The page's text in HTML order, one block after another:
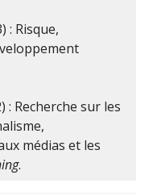
: Risque,
: Recherche sur les
médias et les
.